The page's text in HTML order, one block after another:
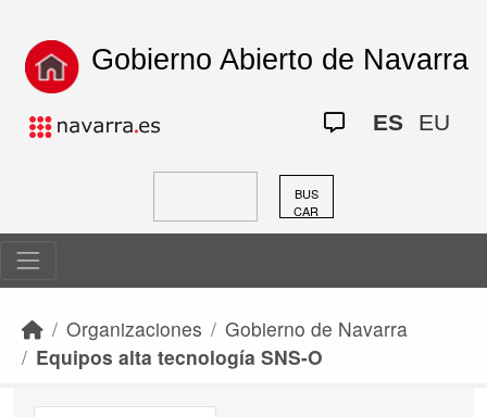
Gobierno Abierto de Navarra
ES EU
BUS
CAR
Organizaciones
Gobierno de Navarra
Equipos alta tecnología SNS-O